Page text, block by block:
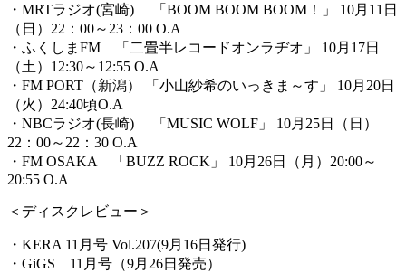
・MRTラジオ(宮崎) 「BOOM BOOM BOOM！」 10月11日
（日）22：00～23：00 O.A
・ふくしまFM 「二畳半レコードオンラヂオ」 10月17日
（土）12:30～12:55 O.A
・FM PORT（新潟） 「小山紗希のいっきま～す」 10月20日
（火）24:40頃O.A
・NBCラジオ(長崎) 「MUSIC WOLF」 10月25日（日）
22：00～22：30 O.A
・FM OSAKA 「BUZZ ROCK」 10月26日（月）20:00～
20:55 O.A
＜ディスクレビュー＞
・KERA 11月号 Vol.207(9月16日発行)
・GiGS 11月号（9月26日発売）